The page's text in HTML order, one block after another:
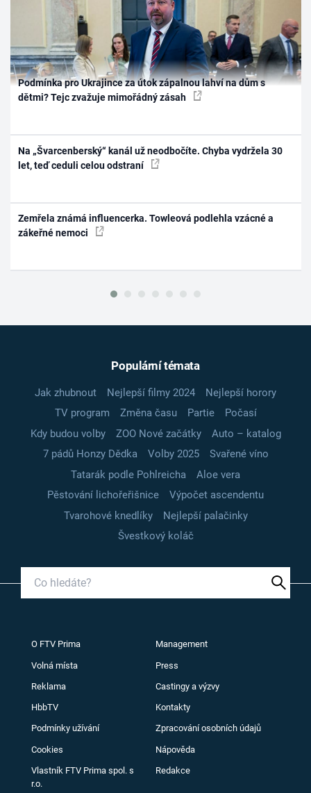
Podmínka pro Ukrajince za útok zápalnou lahví na dům s
dětmi? Tejc zvažuje mimořádný zásah
Na „Švarcenberský“ kanál už neodbočíte. Chyba vydržela 30
let, teď ceduli celou odstraní
Zemřela známá influencerka. Towleová podlehla vzácné a
zákeřné nemoci
Populární témata
Jak zhubnout Nejlepší filmy 2024
Nejlepší horory
TV program
Změna času Partie
Počasí
Kdy budou volby
ZOO Nové začátky
Auto – katalog
7 pádů Honzy Dědka
Volby 2025
Svařené víno
Tatarák podle Pohlreicha
Aloe vera
Pěstování lichořeřišnice
Výpočet ascendentu
Tvarohové knedlíky
Nejlepší palačinky
Švestkový koláč
O FTV Prima Management
Volná místa Press
Reklama Castingy a výzvy
HbbTV Kontakty
Podmínky užívání Zpracování osobních údajů
Cookies Nápověda
Vlastník FTV Prima spol. s
r.o.
Redakce